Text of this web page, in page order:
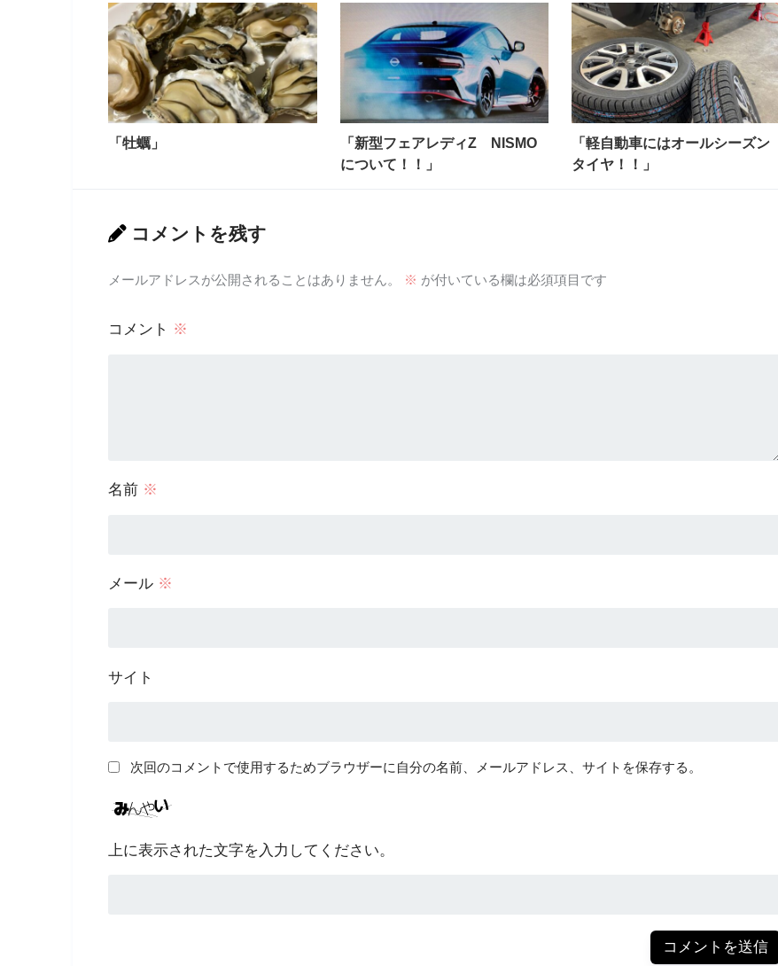
「牡蠣」
「新型フェアレディZ NISMO
について！！」
「軽自動車にはオールシーズン
タイヤ！！」
コメントを残す
メールアドレスが公開されることはありません。 ※ が付いている欄は必須項目です
コメント ※
名前 ※
メール ※
サイト
次回のコメントで使用するためブラウザーに自分の名前、メールアドレス、サイトを保存する。
上に表示された文字を入力してください。